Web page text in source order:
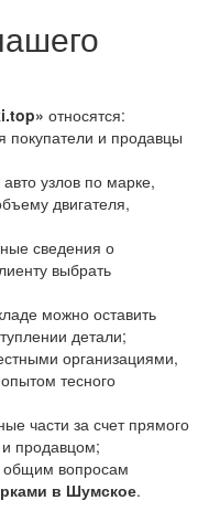
относятся:
покупатели и продавцы
узлов по марке,
двигателя,
сведения о
выбрать
можно оставить
детали;
организациями,
тесного
части за счет прямого
продавцом;
общим вопросам
в Шумское.